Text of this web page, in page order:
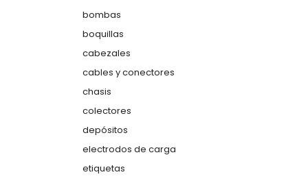
bombas
boquillas
cabezales
cables y conectores
chasis
colectores
depósitos
electrodos de carga
etiquetas